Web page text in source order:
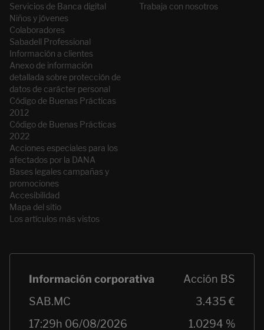
Servicios de Banca digital
Niños y jóvenes
Colaboradores
Sabadell Professional
Información a clientes
Anexo de información
detallada sobre protección de
datos de carácter personal
Código de Buenas Prácticas
2012
Código de Buenas Prácticas
2022
Acciones especiales para los
afectados por la DANA
Bases legales campañas y
promociones
Accesibilidad
Mapa del sitio
Los artículos más vistos
Trabaja con nosotros